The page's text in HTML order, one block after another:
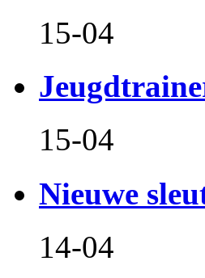
15-04
15-04
Nieuwe
14-04